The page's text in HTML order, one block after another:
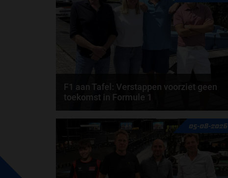
F1 aan Tafel: Verstappen voorziet geen
toekomst in Formule 1
Max Verstappen wil géén Formule 1-team, de FIA en
de motorfabrikanten zaten niet op één lijn en...
de redactie van Grand Prix Radio
05-08-2026